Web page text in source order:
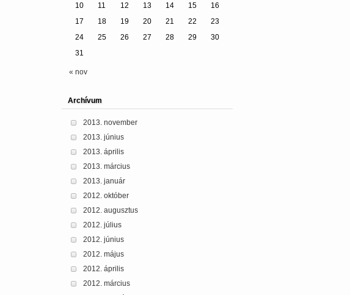
« nov
10
11 12 13 14 15
16
17
18 19 20 21 22
23
24
25 26 27 28 29
30
31
Archívum
2013. november
2013. június
2013. április
2013. március
2013. január
2012. október
2012. augusztus
2012. július
2012. június
2012. május
2012. április
2012. március